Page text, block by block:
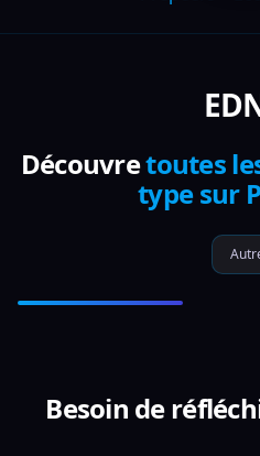
Découvretoutes
type sur
Besoin de